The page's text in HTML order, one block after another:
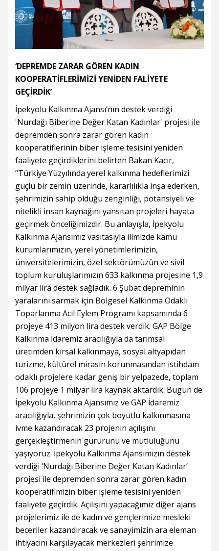
‘DEPREMDE ZARAR GÖREN KADIN
KOOPERATİFLERİMİZİ YENİDEN FALİYETE
GEÇİRDİK’
İpekyolu Kalkınma Ajansı’nın destek verdiği
'Nurdağı Biberine Değer Katan Kadınlar' projesi ile
depremden sonra zarar gören kadın
kooperatiflerinin biber işleme tesisini yeniden
faaliyete geçirdiklerini belirten Bakan Kacır,
“Türkiye Yüzyılında yerel kalkınma hedeflerimizi
güçlü bir zemin üzerinde, kararlılıkla inşa ederken,
şehrimizin sahip olduğu zenginliği, potansiyeli ve
nitelikli insan kaynağını yansıtan projeleri hayata
geçirmek önceliğimizdir. Bu anlayışla, İpekyolu
Kalkınma Ajansımız vasıtasıyla ilimizde kamu
kurumlarımızın, yerel yönetimlerimizin,
üniversitelerimizin, özel sektörümüzün ve sivil
toplum kuruluşlarımızın 633 kalkınma projesine 1,9
milyar lira destek sağladık. 6 Şubat depreminin
yaralarını sarmak için Bölgesel Kalkınma Odaklı
Toparlanma Acil Eylem Programı kapsamında 6
projeye 413 milyon lira destek verdik. GAP Bölge
Kalkınma İdaremiz aracılığıyla da tarımsal
üretimden kırsal kalkınmaya, sosyal altyapıdan
turizme, kültürel mirasın korunmasından istihdam
odaklı projelere kadar geniş bir yelpazede, toplam
106 projeye 1 milyar lira kaynak aktardık. Bugün de
İpekyolu Kalkınma Ajansımız ve GAP İdaremiz
aracılığıyla, şehrimizin çok boyutlu kalkınmasına
ivme kazandıracak 23 projenin açılışını
gerçekleştirmenin gururunu ve mutluluğunu
yaşıyoruz. İpekyolu Kalkınma Ajansımızın destek
verdiği ‘Nurdağı Biberine Değer Katan Kadınlar’
projesi ile depremden sonra zarar gören kadın
kooperatifimizin biber işleme tesisini yeniden
faaliyete geçirdik. Açılışını yapacağımız diğer ajans
projelerimiz ile de kadın ve gençlerimize mesleki
beceriler kazandıracak ve sanayimizin ara eleman
ihtiyacını karşılayacak merkezleri şehrimize